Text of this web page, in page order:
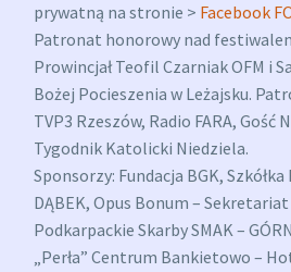
prywatną na stronie > Facebook
Patronat honorowy nad
Prowincjał Teofil Czarniak OFM i
Bożej Pocieszenia w Leżajsku.
TVP3 Rzeszów, Radio FARA, Gość
Tygodnik Katolicki Niedziela.
Sponsorzy: Fundacja BGK,
DĄBEK, Opus Bonum –
Podkarpackie Skarby SMAK –
„Perła” Centrum Bankietowo –